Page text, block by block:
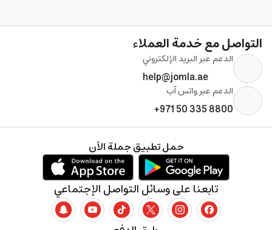
التواصل مع خدمة العملاء
الدعم عبر البريد الإلكتروني
help@jomla.ae
الدعم عبر واتس آب
+971 50 335 8800
تابعنا على وسائل التواصل الإجتماعي
حمل تطبيق جملة الآن